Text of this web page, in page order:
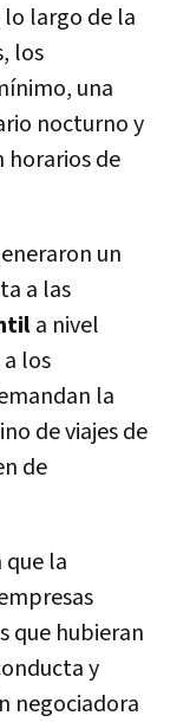
largo de la
los
una
nocturno y
horarios de
un
a las
a nivel
los
la
de viajes de
de
la
que hubieran
y
negociadora